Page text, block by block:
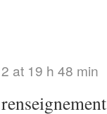
at 19 h 48 min